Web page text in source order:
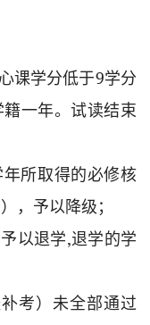
课学分低于9学分
籍一年。试读结束
所取得的必修核
，予以降级；
以退学,退学的学
考）未全部通过